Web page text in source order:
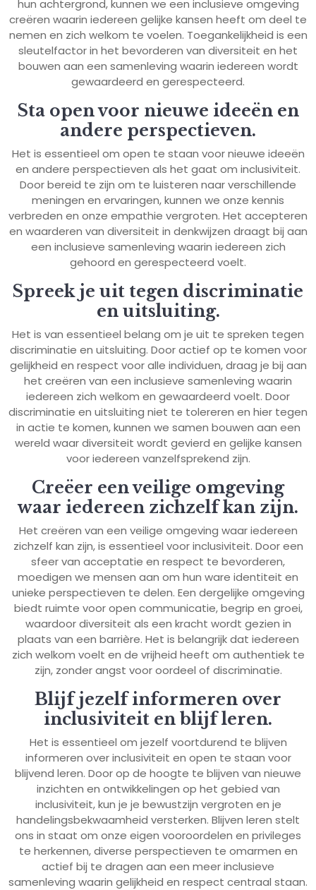
hun achtergrond, kunnen we een inclusieve omgeving
creëren waarin iedereen gelijke kansen heeft om deel te
nemen en zich welkom te voelen. Toegankelijkheid is een
sleutelfactor in het bevorderen van diversiteit en het
bouwen aan een samenleving waarin iedereen wordt
gewaardeerd en gerespecteerd.
Sta open voor nieuwe ideeën en
andere perspectieven.
Het is essentieel om open te staan voor nieuwe ideeën
en andere perspectieven als het gaat om inclusiviteit.
Door bereid te zijn om te luisteren naar verschillende
meningen en ervaringen, kunnen we onze kennis
verbreden en onze empathie vergroten. Het accepteren
en waarderen van diversiteit in denkwijzen draagt bij aan
een inclusieve samenleving waarin iedereen zich
gehoord en gerespecteerd voelt.
Spreek je uit tegen discriminatie
en uitsluiting.
Het is van essentieel belang om je uit te spreken tegen
discriminatie en uitsluiting. Door actief op te komen voor
gelijkheid en respect voor alle individuen, draag je bij aan
het creëren van een inclusieve samenleving waarin
iedereen zich welkom en gewaardeerd voelt. Door
discriminatie en uitsluiting niet te tolereren en hier tegen
in actie te komen, kunnen we samen bouwen aan een
wereld waar diversiteit wordt gevierd en gelijke kansen
voor iedereen vanzelfsprekend zijn.
Creëer een veilige omgeving
waar iedereen zichzelf kan zijn.
Het creëren van een veilige omgeving waar iedereen
zichzelf kan zijn, is essentieel voor inclusiviteit. Door een
sfeer van acceptatie en respect te bevorderen,
moedigen we mensen aan om hun ware identiteit en
unieke perspectieven te delen. Een dergelijke omgeving
biedt ruimte voor open communicatie, begrip en groei,
waardoor diversiteit als een kracht wordt gezien in
plaats van een barrière. Het is belangrijk dat iedereen
zich welkom voelt en de vrijheid heeft om authentiek te
zijn, zonder angst voor oordeel of discriminatie.
Blijf jezelf informeren over
inclusiviteit en blijf leren.
Het is essentieel om jezelf voortdurend te blijven
informeren over inclusiviteit en open te staan voor
blijvend leren. Door op de hoogte te blijven van nieuwe
inzichten en ontwikkelingen op het gebied van
inclusiviteit, kun je je bewustzijn vergroten en je
handelingsbekwaamheid versterken. Blijven leren stelt
ons in staat om onze eigen vooroordelen en privileges
te herkennen, diverse perspectieven te omarmen en
actief bij te dragen aan een meer inclusieve
samenleving waarin gelijkheid en respect centraal staan.